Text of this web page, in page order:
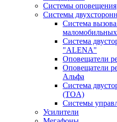
Системы оповещения
Системы
Система
Система
"ALENA"
Оповещатели
Оповещатели
Альфа
Система
(TOA)
Системы
Усилители